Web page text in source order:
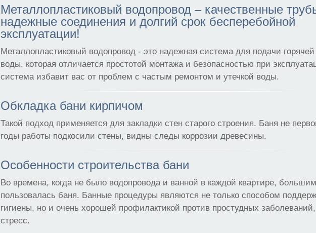
Металлопластиковый водопровод – качественные
надежные соединения и долгий срок бесперебойной
эксплуатации!
Металлопластиковый водопровод - это надежная система для подачи
воды, которая отличается простотой монтажа и безопасностью при
система избавит вас от проблем с частым ремонтом и утечкой воды.
Обкладка бани кирпичом
Такой подход применяется для закладки стен старого строения. Баня не
годы работы подкосили стены, видны следы коррозии древесины.
Особенности строительства бани
Во времена, когда не было водопровода и ванной в каждой квартире,
пользовалась баня. Банные процедуры являются не только способом
гигиены, но и очень хорошей профилактикой против простудных
стресс.